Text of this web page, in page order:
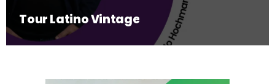
Tour Latino Vintage